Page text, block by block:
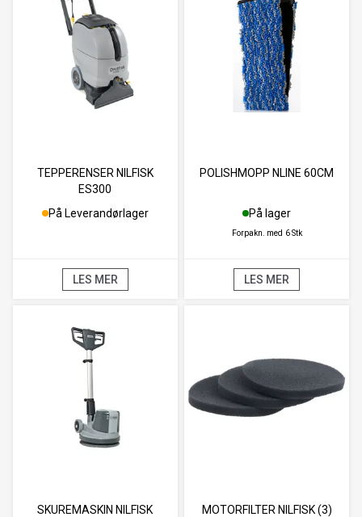
TEPPERENSER NILFISK
ES300
På Leverandørlager
LES MER
POLISHMOPP NLINE 60CM
På lager
Forpakn. med 6 Stk
LES MER
SKUREMASKIN NILFISK
MOTORFILTER NILFISK (3)